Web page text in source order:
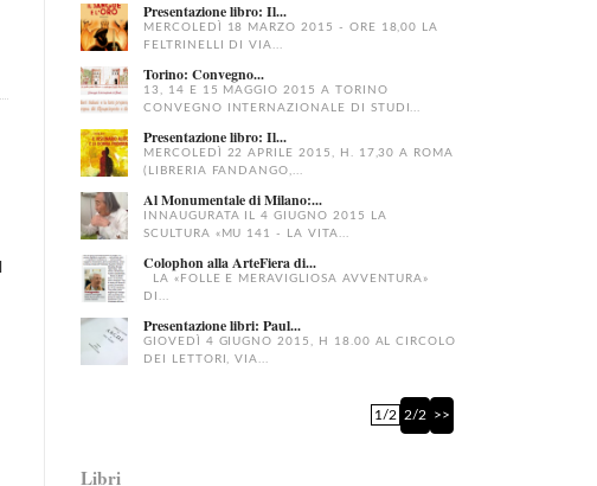
Presentazione libro: Il...
MERCOLEDÌ 18 MARZO 2015 - ORE 18,00 LA
FELTRINELLI DI VIA...
Torino: Convegno...
13, 14 E 15 MAGGIO 2015 A TORINO
CONVEGNO INTERNAZIONALE DI STUDI...
Presentazione libro: Il...
MERCOLEDÌ 22 APRILE 2015, H. 17,30 A ROMA
(LIBRERIA FANDANGO,...
Al Monumentale di Milano:...
INNAUGURATA IL 4 GIUGNO 2015 LA
SCULTURA «MU 141 - LA VITA...
Colophon alla ArteFiera di...
LA «FOLLE E MERAVIGLIOSA AVVENTURA»
DI...
Presentazione libri: Paul...
GIOVEDÌ 4 GIUGNO 2015, H 18.00 AL CIRCOLO
DEI LETTORI, VIA...
1/2 2/2 >>
Libri